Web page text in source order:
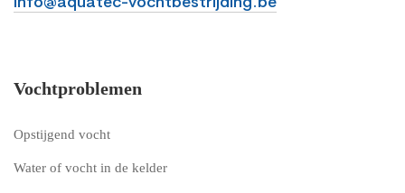
Vochtproblemen
Opstijgend vocht
Water of vocht in de kelder